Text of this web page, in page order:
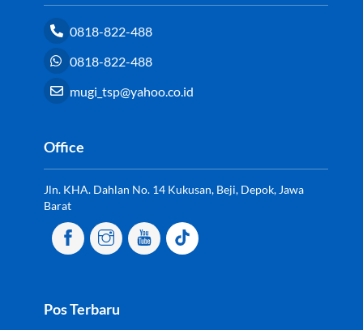
0818-822-488
0818-822-488
mugi_tsp@yahoo.co.id
Office
Jln. KHA. Dahlan No. 14 Kukusan, Beji, Depok, Jawa
Barat
Pos Terbaru